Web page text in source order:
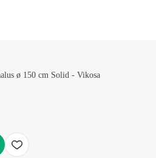
ø 150 cm Solid - Vikosa